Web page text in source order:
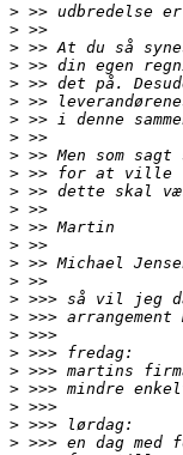
>
>
>
>
>
>
>
>
>
>
>
>
>
>
>
>
>
>
>
>
>
>
>
>
>